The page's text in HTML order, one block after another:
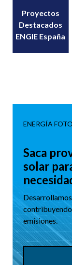
Proyectos
Destacados
ENGIE España
ENERGÍA
Saca
solar
emisiones.